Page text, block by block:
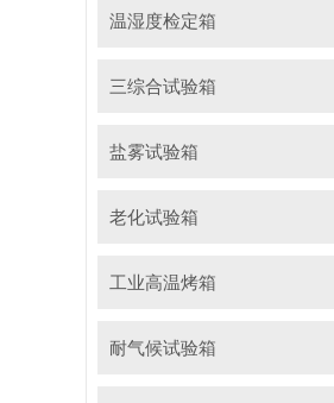
温湿度检定箱
三综合试验箱
盐雾试验箱
老化试验箱
工业高温烤箱
耐气候试验箱